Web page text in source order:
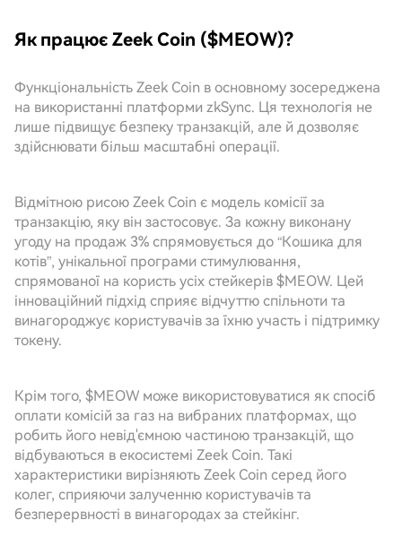
Як працює Zeek Coin ($MEOW)?
Функціональність Zeek Coin в основному зосереджена
на використанні платформи zkSync. Ця технологія не
лише підвищує безпеку транзакцій, але й дозволяє
здійснювати більш масштабні операції.
Відмітною рисою Zeek Coin є модель комісії за
транзакцію, яку він застосовує. За кожну виконану
угоду на продаж 3% спрямовується до “Кошика для
котів”, унікальної програми стимулювання,
спрямованої на користь усіх стейкерів $MEOW. Цей
інноваційний підхід сприяє відчуттю спільноти та
винагороджує користувачів за їхню участь і підтримку
токену.
Крім того, $MEOW може використовуватися як спосіб
оплати комісій за газ на вибраних платформах, що
робить його невід'ємною частиною транзакцій, що
відбуваються в екосистемі Zeek Coin. Такі
характеристики вирізняють Zeek Coin серед його
колег, сприяючи залученню користувачів та
безперервності в винагородах за стейкінг.